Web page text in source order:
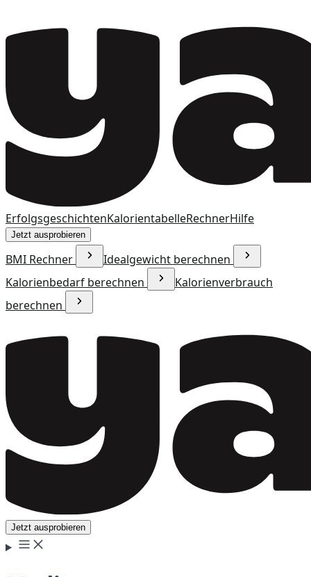
ErfolgsgeschichtenKalorientabelleRechnerHilfe
Jetzt ausprobieren
BMI Rechner
Idealgewicht berechnen
Kalorienbedarf berechnen
Kalorienverbrauch
berechnen
Jetzt ausprobieren